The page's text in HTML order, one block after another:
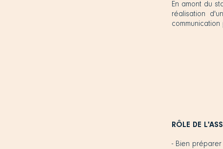
En amont du
réalisation
RÔLE DE
- Bien